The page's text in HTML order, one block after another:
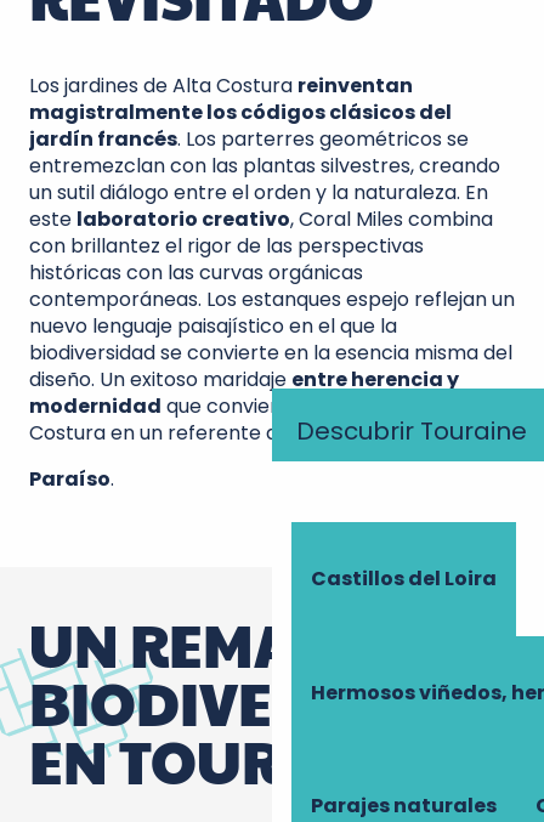
Descubrir Touraine
Castillos del Loira
Hermosos viñedos,
Parajes naturales
Los jardines de Alta Costura reinventan
magistralmente los códigos clásicos del
jardín francés. Los parterres geométricos se
entremezclan con las plantas silvestres, creando
un sutil diálogo entre el orden y la naturaleza. En
este laboratorio creativo, Coral Miles combina
con brillantez el rigor de las perspectivas
históricas con las curvas orgánicas
contemporáneas. Los estanques espejo reflejan un
nuevo lenguaje paisajístico en el que la
biodiversidad se convierte en la esencia misma del
diseño. Un exitoso maridaje entre herencia y
modernidad que convierte a los jardines de Alta
Costura en un referente del paisajismo actual.
Paraíso.
UN REMANSO DE
BIODIVERSIDAD
EN TOURAINE